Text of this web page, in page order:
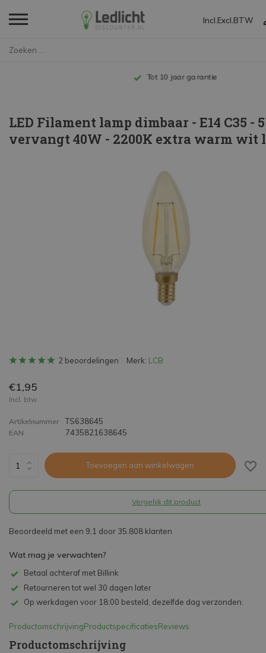
Incl. Excl. BTW
Tot 10 jaar garantie
LED Filament lamp dimbaar - E14 C35 -
vervangt 40W - 2200K extra warm wit
2 beoordelingen Merk: LCB
€1,95
Incl. btw
Artikelnummer TS638645
EAN 7435821638645
Toevoegen aan winkelwagen
Vergelijk dit product
Beoordeeld met een 9,1 door 35.808 klanten
Wat mag je verwachten?
Betaal achteraf met Billink
Retourneren tot wel 30 dagen later
Op werkdagen voor 18:00 besteld, dezelfde dag verzonden.
ProductomschrijvingProductspecificatiesReviews
Productomschrijving